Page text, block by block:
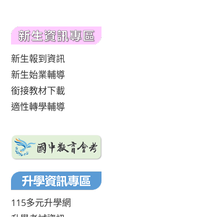
新生報到資訊
新生始業輔導
銜接教材下載
適性轉學輔導
115多元升學網